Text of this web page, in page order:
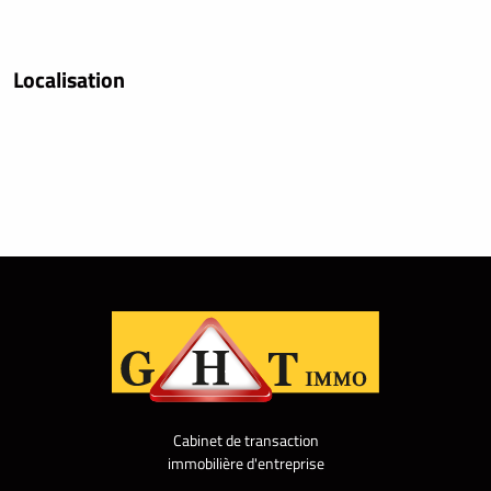
Localisation
Cabinet de transaction
immobilière d'entreprise